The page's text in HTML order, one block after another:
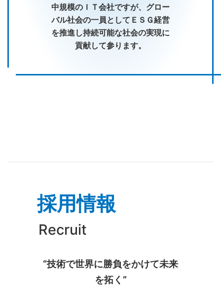
中規模のＩＴ会社ですが、グロー
バル社会の一員としてＥＳＧ経営
を推進し持続可能な社会の実現に
貢献して参ります。
採用情報
Recruit
“技術で世界に勝負をかけて未来
を拓く”